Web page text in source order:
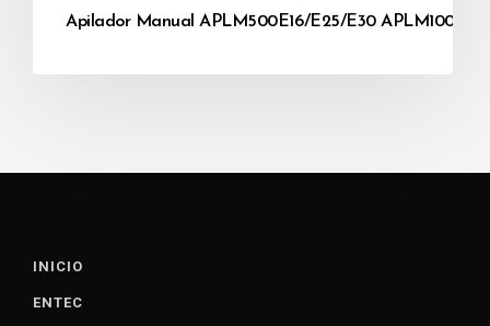
Apilador Manual APLM500E16/E25/E30
INICIO
ENTEC